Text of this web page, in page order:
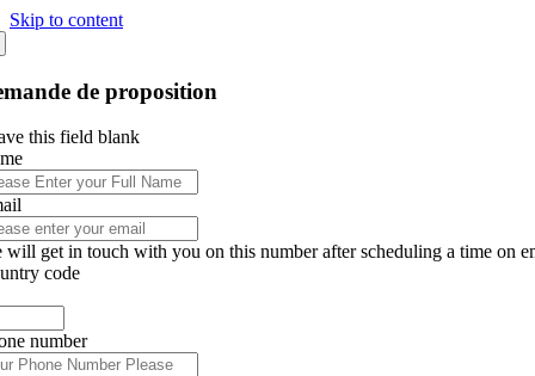
Skip to content
de proposition
this field blank
will get in touch with you on this number after scheduling a time on
code
number